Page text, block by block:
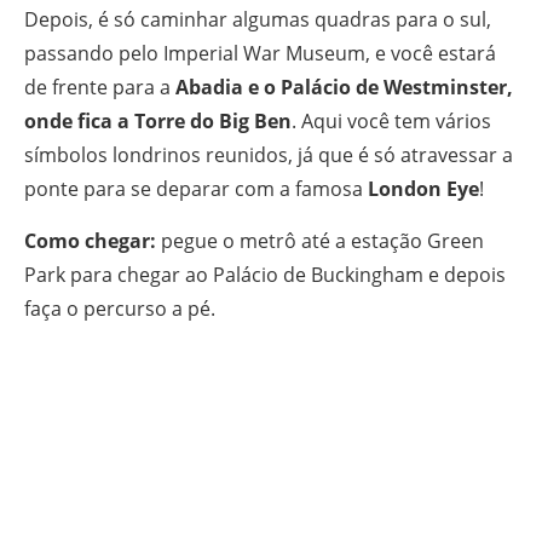
Depois, é só caminhar algumas quadras para o sul,
passando pelo Imperial War Museum, e você estará
de frente para a Abadia e o Palácio de Westminster,
onde fica a Torre do Big Ben. Aqui você tem vários
símbolos londrinos reunidos, já que é só atravessar a
ponte para se deparar com a famosa London Eye!
Como chegar: pegue o metrô até a estação Green
Park para chegar ao Palácio de Buckingham e depois
faça o percurso a pé.